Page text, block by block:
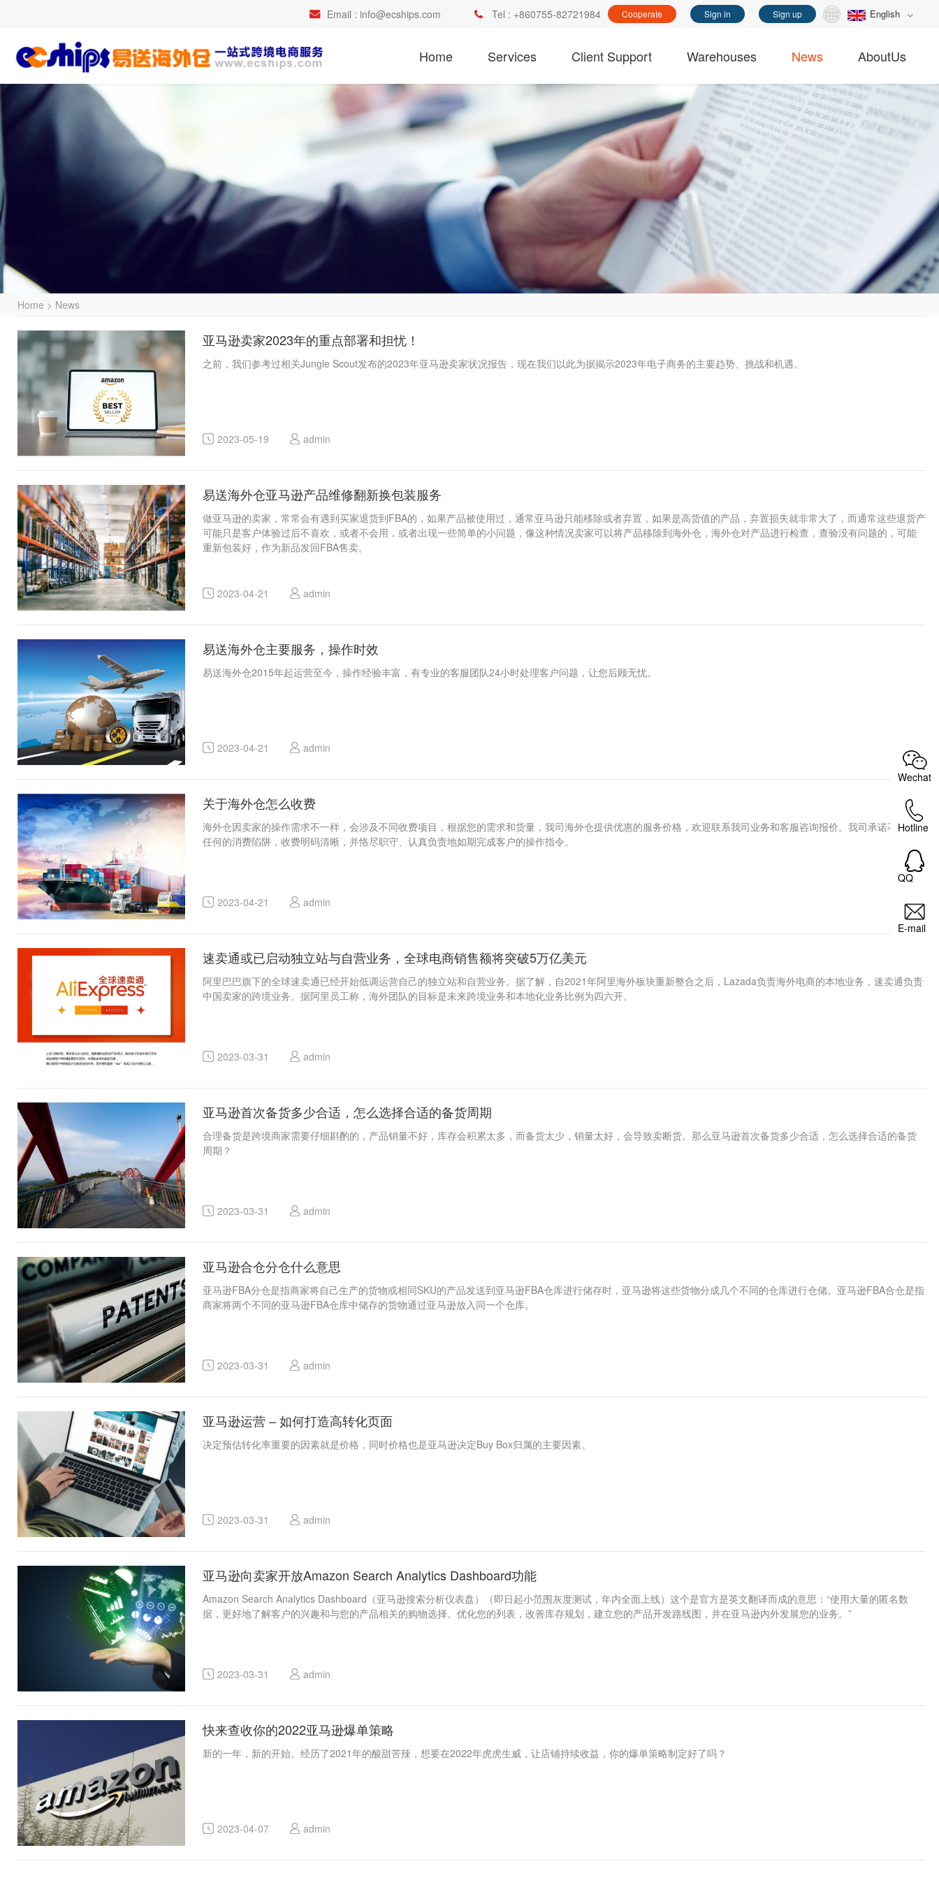
English
Sign up
Sign in
Cooperate
Email : info@ecships.com Tel : +860755-82721984
Home Services Client Support Warehouses News AboutUs
Home > News
亚马逊卖家2023年的重点部署和担忧！
之前，我们参考过相关Jungle Scout发布的2023年亚马逊卖家状况报告，现在我们以此为据揭示2023年电子商务的主要趋势、挑战和机遇。
2023-05-19 admin
易送海外仓亚马逊产品维修翻新换包装服务
做亚马逊的卖家，常常会有遇到买家退货到FBA的，如果产品被使用过，通常亚马逊只能移除或者弃置，如果是高货值的产品，弃置损失就非常大了，而通常这些退货产
可能只是客户体验过后不喜欢，或者不会用，或者出现一些简单的小问题，像这种情况卖家可以将产品移除到海外仓，海外仓对产品进行检查，查验没有问题的，可能
重新包装好，作为新品发回FBA售卖。
2023-04-21 admin
易送海外仓主要服务，操作时效
易送海外仓2015年起运营至今，操作经验丰富，有专业的客服团队24小时处理客户问题，让您后顾无忧。
2023-04-21 admin
关于海外仓怎么收费
海外仓因卖家的操作需求不一样，会涉及不同收费项目，根据您的需求和货量，我司海外仓提供优惠的服务价格，欢迎联系我司业务和客服咨询报价。我司承诺不会有
任何的消费陷阱，收费明码清晰，并恪尽职守、认真负责地如期完成客户的操作指令。
2023-04-21 admin
速卖通或已启动独立站与自营业务，全球电商销售额将突破5万亿美元
阿里巴巴旗下的全球速卖通已经开始低调运营自己的独立站和自营业务。据了解，自2021年阿里海外板块重新整合之后，Lazada负责海外电商的本地业务，速卖通负责
中国卖家的跨境业务。据阿里员工称，海外团队的目标是未来跨境业务和本地化业务比例为四六开。
2023-03-31 admin
亚马逊首次备货多少合适，怎么选择合适的备货周期
合理备货是跨境商家需要仔细斟酌的，产品销量不好，库存会积累太多，而备货太少，销量太好，会导致卖断货。那么亚马逊首次备货多少合适，怎么选择合适的备货
周期？
2023-03-31 admin
亚马逊合仓分仓什么意思
亚马逊FBA分仓是指商家将自己生产的货物或相同SKU的产品发送到亚马逊FBA仓库进行储存时，亚马逊将这些货物分成几个不同的仓库进行仓储。亚马逊FBA合仓是指
商家将两个不同的亚马逊FBA仓库中储存的货物通过亚马逊放入同一个仓库。
2023-03-31 admin
亚马逊运营 – 如何打造高转化页面
决定预估转化率重要的因素就是价格，同时价格也是亚马逊决定Buy Box归属的主要因素。
2023-03-31 admin
亚马逊向卖家开放Amazon Search Analytics Dashboard功能
Amazon Search Analytics Dashboard（亚马逊搜索分析仪表盘）（即日起小范围灰度测试，年内全面上线）这个是官方是英文翻译而成的意思：“使用大量的匿名数
据，更好地了解客户的兴趣和与您的产品相关的购物选择。优化您的列表，改善库存规划，建立您的产品开发路线图，并在亚马逊内外发展您的业务。”
2023-03-31 admin
快来查收你的2022亚马逊爆单策略
新的一年，新的开始。经历了2021年的酸甜苦辣，想要在2022年虎虎生威，让店铺持续收益，你的爆单策略制定好了吗？
2023-04-07 admin
Wechat
Hotline
QQ
E-mail